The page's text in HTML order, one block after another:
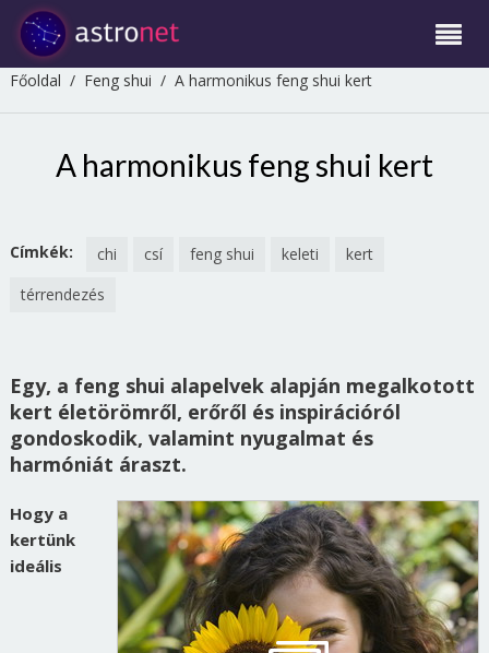
Főoldal / Feng shui / A harmonikus feng shui kert
A harmonikus feng shui kert
Címkék: chi csí feng shui keleti
kert
térrendezés
Egy, a feng shui alapelvek alapján megalkotott
kert életörömről, erőről és inspirációról
gondoskodik, valamint nyugalmat és
harmóniát áraszt.
Hogy a
kertünk
ideális